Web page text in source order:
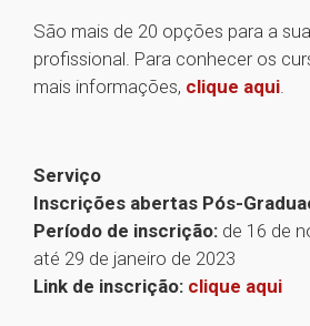
São mais de 20 opções para a
profissional. Para conhecer os
mais informações, clique aqui.
Serviço
Inscrições abertas Pós-
Período de inscrição: de 16 de
até 29 de janeiro de 2023
Link de inscrição: clique aqui
1